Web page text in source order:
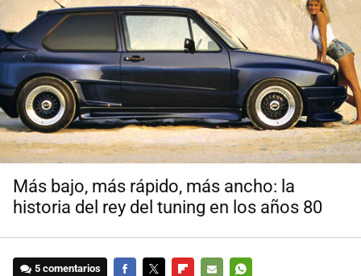
Más bajo, más rápido, más ancho: la
historia del rey del tuning en los años 80
5 comentarios